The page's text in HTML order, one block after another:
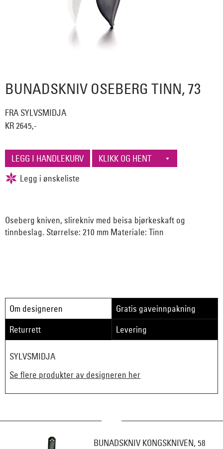
BUNADSKNIV OSEBERG TINN, 73
FRA SYLVSMIDJA
KR 2645,-
Oseberg kniven, slirekniv med beisa bjørkeskaft og
tinnbeslag. Størrelse: 210 mm Materiale: Tinn
Om designeren
Gratis gaveinnpakning
Returrett
Levering
SYLVSMIDJA
Se flere produkter av designeren her
BUNADSKNIV KONGSKNIVEN, 58